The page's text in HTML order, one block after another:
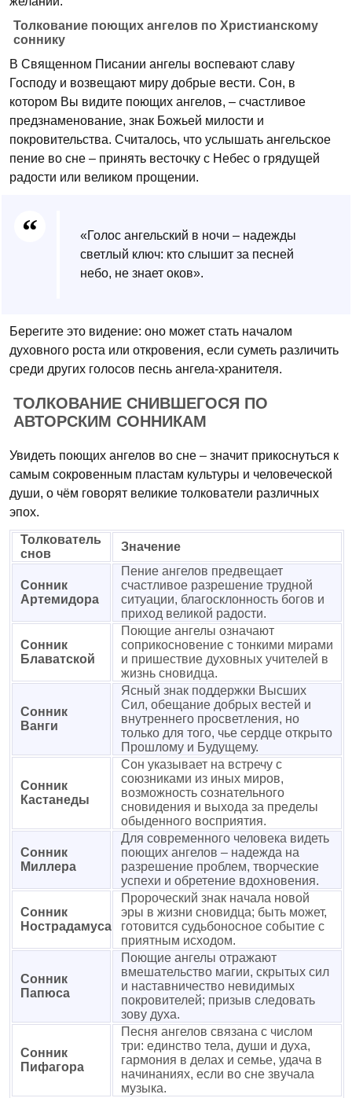
Толкование поющих ангелов по Христианскому
соннику
В Священном Писании ангелы воспевают славу
Господу и возвещают миру добрые вести. Сон, в
котором Вы видите поющих ангелов, – счастливое
предзнаменование, знак Божьей милости и
покровительства. Считалось, что услышать ангельское
пение во сне – принять весточку с Небес о грядущей
радости или великом прощении.
«Голос ангельский в ночи – надежды
светлый ключ: кто слышит за песней
небо, не знает оков».
Берегите это видение: оно может стать началом
духовного роста или откровения, если суметь различить
среди других голосов песнь ангела-хранителя.
ТОЛКОВАНИЕ СНИВШЕГОСЯ ПО
АВТОРСКИМ СОННИКАМ
Увидеть поющих ангелов во сне – значит прикоснуться к
самым сокровенным пластам культуры и человеческой
души, о чём говорят великие толкователи различных
эпох.
Толкователь
снов
Значение
Сонник
Артемидора
Пение ангелов предвещает
счастливое разрешение трудной
ситуации, благосклонность богов и
приход великой радости.
Сонник
Блаватской
Поющие ангелы означают
соприкосновение с тонкими мирами
и пришествие духовных учителей в
жизнь сновидца.
Сонник
Ванги
Ясный знак поддержки Высших
Сил, обещание добрых вестей и
внутреннего просветления, но
только для того, чье сердце открыто
Прошлому и Будущему.
Сонник
Кастанеды
Сон указывает на встречу с
союзниками из иных миров,
возможность сознательного
сновидения и выхода за пределы
обыденного восприятия.
Сонник
Миллера
Для современного человека видеть
поющих ангелов – надежда на
разрешение проблем, творческие
успехи и обретение вдохновения.
Сонник
Нострадамуса
Пророческий знак начала новой
эры в жизни сновидца; быть может,
готовится судьбоносное событие с
приятным исходом.
Сонник
Папюса
Поющие ангелы отражают
вмешательство магии, скрытых сил
и наставничество невидимых
покровителей; призыв следовать
зову духа.
Сонник
Пифагора
Песня ангелов связана с числом
три: единство тела, души и духа,
гармония в делах и семье, удача в
начинаниях, если во сне звучала
музыка.